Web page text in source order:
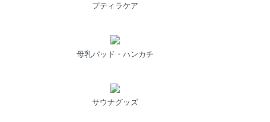
プティラケア
母乳パッド・ハンカチ
サウナグッズ